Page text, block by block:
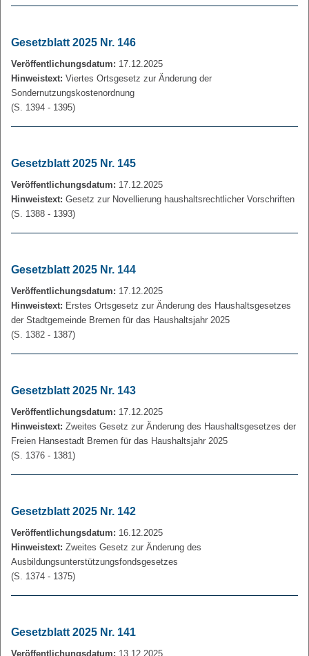
Gesetzblatt 2025 Nr. 146
Veröffentlichungsdatum: 17.12.2025
Hinweistext: Viertes Ortsgesetz zur Änderung der
Sondernutzungskostenordnung
(S. 1394 - 1395)
Gesetzblatt 2025 Nr. 145
Veröffentlichungsdatum: 17.12.2025
Hinweistext: Gesetz zur Novellierung haushaltsrechtlicher Vorschriften
(S. 1388 - 1393)
Gesetzblatt 2025 Nr. 144
Veröffentlichungsdatum: 17.12.2025
Hinweistext: Erstes Ortsgesetz zur Änderung des Haushaltsgesetzes
der Stadtgemeinde Bremen für das Haushaltsjahr 2025
(S. 1382 - 1387)
Gesetzblatt 2025 Nr. 143
Veröffentlichungsdatum: 17.12.2025
Hinweistext: Zweites Gesetz zur Änderung des Haushaltsgesetzes der
Freien Hansestadt Bremen für das Haushaltsjahr 2025
(S. 1376 - 1381)
Gesetzblatt 2025 Nr. 142
Veröffentlichungsdatum: 16.12.2025
Hinweistext: Zweites Gesetz zur Änderung des
Ausbildungsunterstützungsfondsgesetzes
(S. 1374 - 1375)
Gesetzblatt 2025 Nr. 141
Veröffentlichungsdatum: 13.12.2025